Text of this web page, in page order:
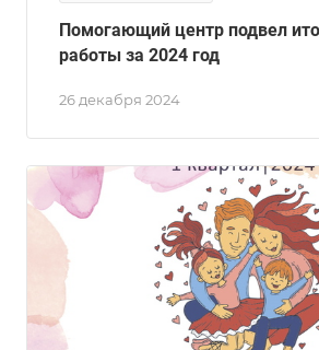
26 декабря 2024
Помогающий центр подвел
работы за 2024 год